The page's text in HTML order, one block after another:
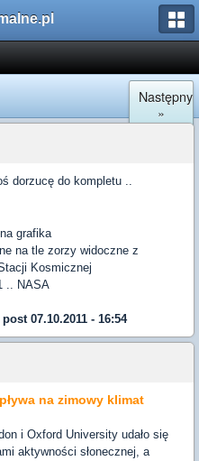
Następny
»
dorzucę do kompletu ..
na tle zorzy widoczne z
Kosmicznej
.. NASA
07.10.2011 - 16:54
na zimowy klimat
i Oxford University udało się
aktywności słonecznej, a